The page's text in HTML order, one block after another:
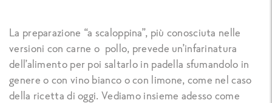
La preparazione “a scaloppina”, più conosciuta nelle
versioni con carne o pollo, prevede un’infarinatura
dell’alimento per poi saltarlo in padella sfumandolo in
genere o con vino bianco o con limone, come nel caso
della ricetta di oggi. Vediamo insieme adesso come